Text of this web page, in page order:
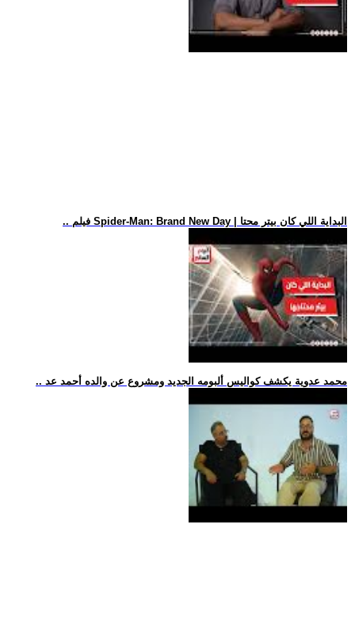
.. فيلم Spider-Man: Brand New Day | البداية اللي كان بيتر محتا
.. محمد عدوية يكشف كواليس ألبومه الجديد ومشروع عن والده أحمد عد